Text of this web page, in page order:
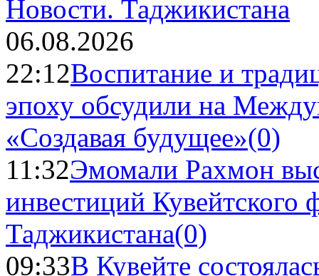
Новости. Таджикистана
06.08.2026
22:12Воспитание и
эпоху обсудили на
«Создавая будущее»(0)
11:32Эмомали Рахмон
инвестиций Кувейтского
Таджикистана(0)
09:33В Кувейте